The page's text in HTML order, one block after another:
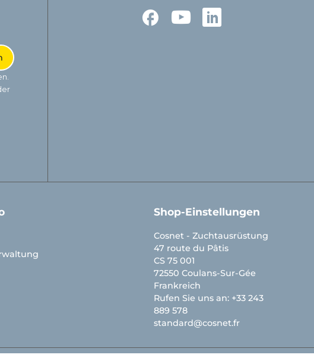
Shop-Einstellungen
Cosnet - Zuchtausrüstung
47 route du Pâtis
CS 75 001
72550 Coulans-Sur-Gée
Frankreich
Rufen Sie uns an: +33 243
889 578
standard@cosnet.fr